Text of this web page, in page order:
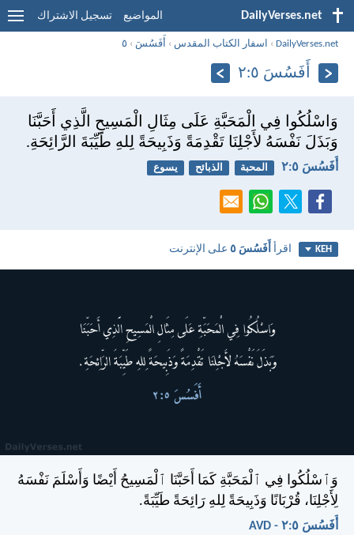
DailyVerses.net المواضيع تسجيل الاشتراك
DailyVerses.net
› اسفار الكتاب المقدس › أَفَسُسَ › ٥
أَفَسُسَ ٥:‏٢
وَاسْلُكُوا فِي الْمَحَبَّةِ عَلَى مِثَالِ الْمَسِيحِ الَّذِي أَحَبَّنَا
وَبَذَلَ نَفْسَهُ لأَجْلِنَا تَقْدِمَةً وَذَبِيحَةً لِلهِ طَيِّبَةَ الرَّائِحَةِ.
أَفَسُسَ ٥:‏٢ المحبة الذبائح يسوع
KEH اقرأأَفَسُسَ ٥ على الإنترنت
وَٱسْلُكُوا فِي ٱلْمَحَبَّةِ كَمَا أَحَبَّنَا ٱلْمَسِيحُ أَيْضًا وَأَسْلَمَ نَفْسَهُ
لِأَجْلِنَا، قُرْبَانًا وَذَبِيحَةً لِلهِ رَائِحَةً طَيِّبَةً.
أَفَسُسَ ٥:‏٢ - AVD